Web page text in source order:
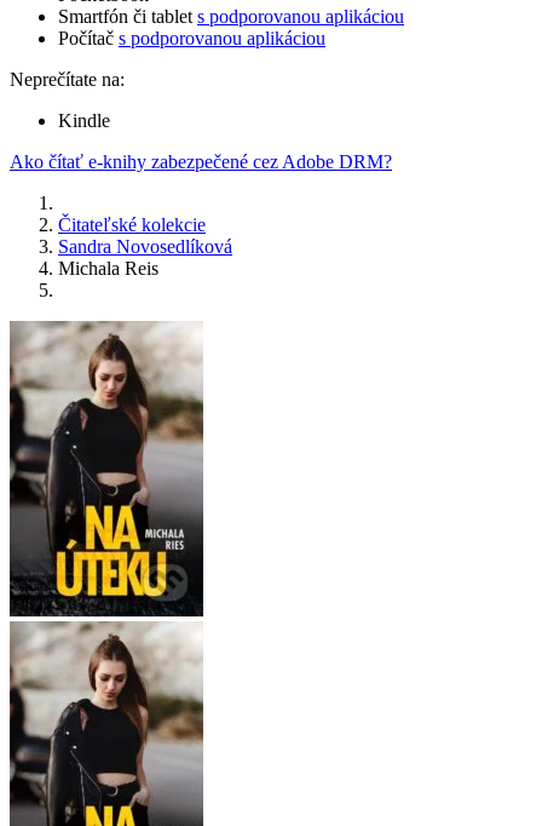
Smartfón či tablet s podporovanou aplikáciou
Počítač s podporovanou aplikáciou
Neprečítate na:
Kindle
Ako čítať e-knihy zabezpečené cez Adobe DRM?
Čitateľské kolekcie
Sandra Novosedlíková
Michala Reis